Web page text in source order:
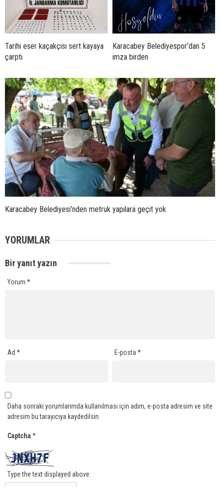
Tarihi eser kaçakçısı sert kayaya
çarptı
Karacabey Belediyespor’dan 5
imza birden
Karacabey Belediyesi’nden metruk yapılara geçit yok
YORUMLAR
Bir yanıt yazın
Yorum *
Ad * E-posta*
Daha sonraki yorumlarımda kullanılması için adım, e-posta adresim ve site
adresim bu tarayıcıya kaydedilsin.
Captcha *
Type the text displayed above: